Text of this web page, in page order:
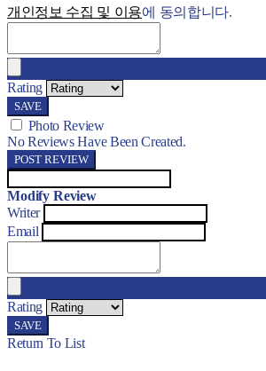
개인정보 수집 및 이용에 동의합니다.
Rating
SAVE
Photo Review
No Reviews Have Been Created.
POST REVIEW
Modify Review
Writer
Email
Rating
SAVE
Return To List